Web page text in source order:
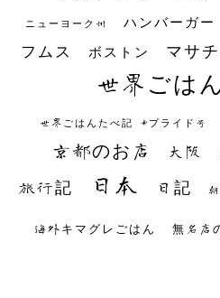
ニューヨーク州 ハンバーガー
フムス ボストン マサ
世界ごは
世界ごはんたべ記 #プライド号
京都のお店 大阪
旅行記 日本 日記
海外キマグレごはん 無名店